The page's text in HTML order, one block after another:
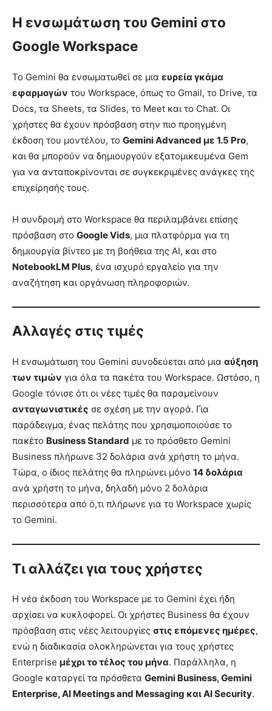
Η ενσωμάτωση του Gemini στο
Google Workspace
Το Gemini θα ενσωματωθεί σε μια ευρεία γκάμα
εφαρμογών του Workspace, όπως το Gmail, το Drive, τα
Docs, τα Sheets, τα Slides, το Meet και το Chat. Οι
χρήστες θα έχουν πρόσβαση στην πιο προηγμένη
έκδοση του μοντέλου, το Gemini Advanced με 1.5 Pro,
και θα μπορούν να δημιουργούν εξατομικευμένα Gem
για να ανταποκρίνονται σε συγκεκριμένες ανάγκες της
επιχείρησής τους.
Η συνδρομή στο Workspace θα περιλαμβάνει επίσης
πρόσβαση στο Google Vids, μια πλατφόρμα για τη
δημιουργία βίντεο με τη βοήθεια της AI, και στο
NotebookLM Plus, ένα ισχυρό εργαλείο για την
αναζήτηση και οργάνωση πληροφοριών.
Αλλαγές στις τιμές
Η ενσωμάτωση του Gemini συνοδεύεται από μια αύξηση
των τιμών για όλα τα πακέτα του Workspace. Ωστόσο, η
Google τόνισε ότι οι νέες τιμές θα παραμείνουν
ανταγωνιστικές σε σχέση με την αγορά. Για
παράδειγμα, ένας πελάτης που χρησιμοποιούσε το
πακέτο Business Standard με το πρόσθετο Gemini
Business πλήρωνε 32 δολάρια ανά χρήστη το μήνα.
Τώρα, ο ίδιος πελάτης θα πληρώνει μόνο 14 δολάρια
ανά χρήστη το μήνα, δηλαδή μόνο 2 δολάρια
περισσότερα από ό,τι πλήρωνε για το Workspace χωρίς
το Gemini.
Τι αλλάζει για τους χρήστες
Η νέα έκδοση του Workspace με το Gemini έχει ήδη
αρχίσει να κυκλοφορεί. Οι χρήστες Business θα έχουν
πρόσβαση στις νέες λειτουργίες στις επόμενες ημέρες,
ενώ η διαδικασία ολοκληρώνεται για τους χρήστες
Enterprise μέχρι το τέλος του μήνα. Παράλληλα, η
Google καταργεί τα πρόσθετα Gemini Business, Gemini
Enterprise, AI Meetings and Messaging και AI Security.